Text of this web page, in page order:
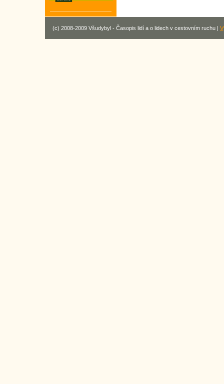
(c) 2008-2009 Všudybyl - Časopis lidí a o lidech v cestovním ruchu |